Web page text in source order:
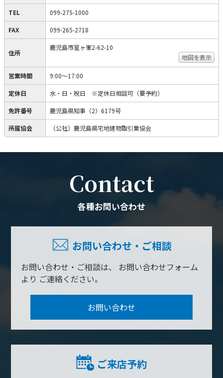
TEL 099-275-1000
FAX 099-265-2718
住所
鹿児島市星ヶ峯2-62-10
地図を表示
営業時間 9:00〜17:00
定休日 水・日・祝日 ※定休日相談可（要予約）
免許番号 鹿児島県知事（2）6179号
所属協会 （公社）鹿児島県宅地建物取引業協会
Contact
各種お問い合わせ
お問い合わせ・ご相談
お問い合わせ・ご相談は、
お問い合わせフォーム
より ご連絡ください。
お問い合わせ
ご来店予約